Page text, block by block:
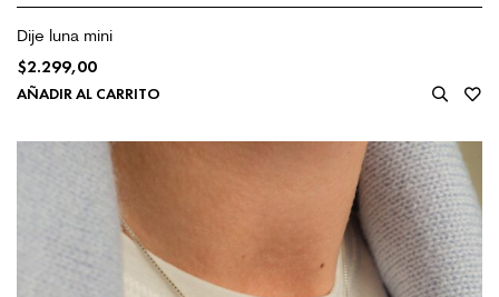
Dije luna mini
$2.299,00
AÑADIR AL CARRITO